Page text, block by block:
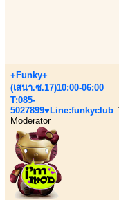
+Funky+
(เสนา.ซ.17)10:00-06:00
T:085-
5027899♥Line:funkyclub
Moderator